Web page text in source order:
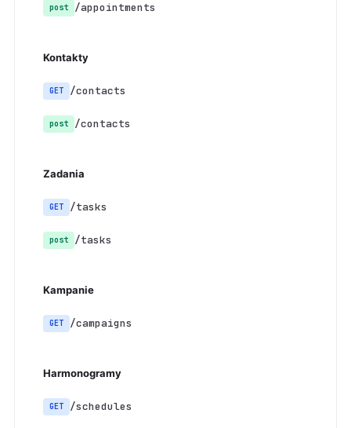
post /appointments
Kontakty
GET /contacts
post /contacts
Zadania
GET /tasks
post /tasks
Kampanie
GET /campaigns
Harmonogramy
GET /schedules